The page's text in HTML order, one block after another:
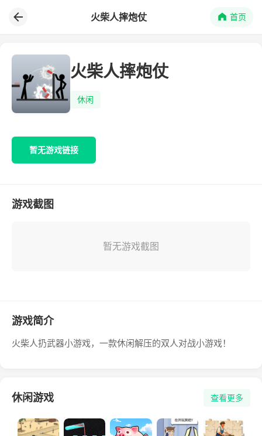
火柴人摔炮仗 首页
火柴人摔炮仗
休闲
暂无游戏链接
游戏截图
暂无游戏截图
游戏简介
火柴人扔武器小游戏，一款休闲解压的双人对战小游戏！
休闲游戏 查看更多